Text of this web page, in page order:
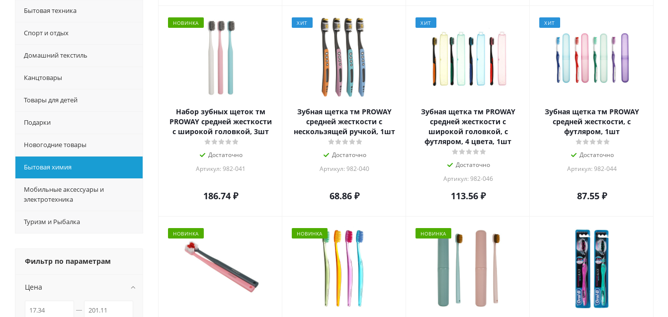
НОВИНКА
Набор зубных щеток тм
PROWAY средней жесткости
с широкой головкой, 3шт
Достаточно
Артикул: 982-041
186.74₽
ХИТ
Зубная щетка тм PROWAY
средней жесткости с
нескользящей ручкой, 1шт
Достаточно
Артикул: 982-040
68.86₽
ХИТ
Зубная щетка тм PROWAY
средней жесткости с
широкой головкой, с
футляром, 4 цвета, 1шт
Достаточно
Артикул: 982-046
113.56₽
ХИТ
Зубная щетка тм PROWAY
средней жесткости, с
футляром, 1шт
Достаточно
Артикул: 982-044
87.55₽
НОВИНКА НОВИНКА НОВИНКА
Бытовая техника
Спорт и отдых
Домашний текстиль
Канцтовары
Товары для детей
Подарки
Новогодние товары
Бытовая химия
Мобильные аксессуары и
электротехника
Туризм и Рыбалка
Фильтр по параметрам
Цена